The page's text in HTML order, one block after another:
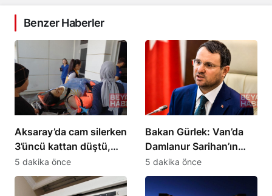
Benzer Haberler
Aksaray’da cam silerken
3’üncü kattan düştü,
ağır yaralandı
5 dakika önce
Bakan Gürlek: Van’da
Damlanur Sarihan’ın
ölümüyle 7 şüpheli
gözaltına alındı
5 dakika önce